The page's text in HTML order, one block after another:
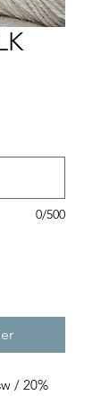
0/500
/ 20%